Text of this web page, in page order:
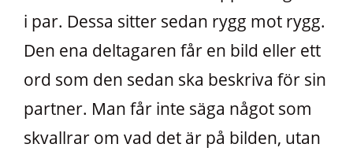
i par. Dessa sitter sedan rygg mot rygg.
Den ena deltagaren får en bild eller ett
ord som den sedan ska beskriva för sin
partner. Man får inte säga något som
skvallrar om vad det är på bilden, utan